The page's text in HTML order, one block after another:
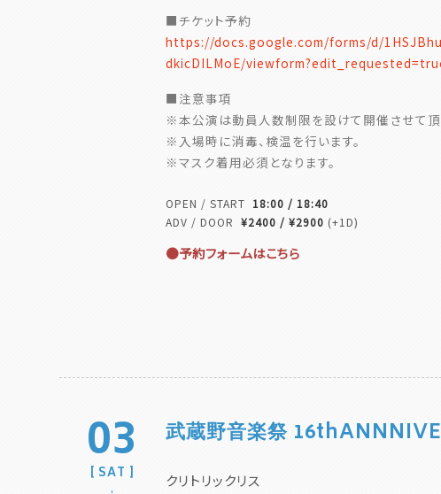
■チケット予約
https://docs.google.com/forms/d/
dkicDILMoE/
■注意事項
※本公演は動員人数制限を設けて開催させて頂
※入場時に消毒、検温を行います。
※マスク着用必須となります。
OPEN / START 18:00 / 18:40
ADV / DOOR
¥2400 / ¥2900 (+1D)
●予約フォームはこちら
03
SAT
武蔵野音楽祭
クリトリックリス